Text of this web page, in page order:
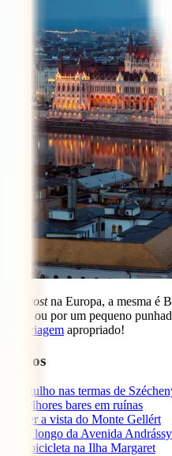
low costna Europa, a mesma é
ou por um pequeno
de viagem apropriado!
mergulho nas termas de
melhores bares em ruínas
ver a vista do Monte Gellért
ao longo da Avenida Andrássy
uma bicicleta na Ilha Margaret